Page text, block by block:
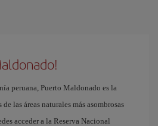
peruana, Puerto Maldonado es la
las áreas naturales más asombrosas
acceder a la Reserva Nacional